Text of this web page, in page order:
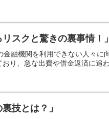
スクと驚きの裏事情！」
融機関を利用できない人々
り、急な出費や借金返済に追
技とは？」